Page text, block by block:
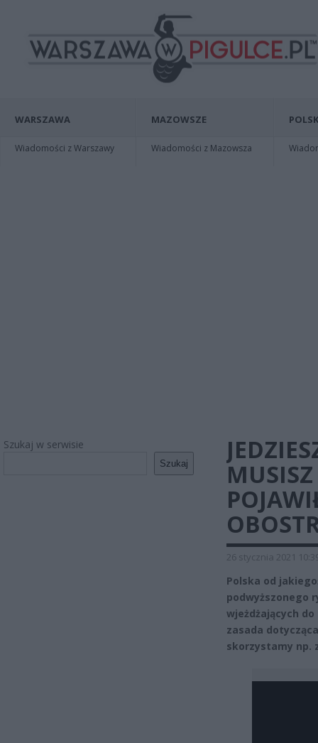
WARSZAWA
Wiadomości z Warszawy
MAZOWSZE
Wiadomości z Mazowsza
Szukaj w serwisie
Szukaj
26 stycznia 2021
Polska od
podwyższonego
wjeżdżających
zasada
skorzystamy np.